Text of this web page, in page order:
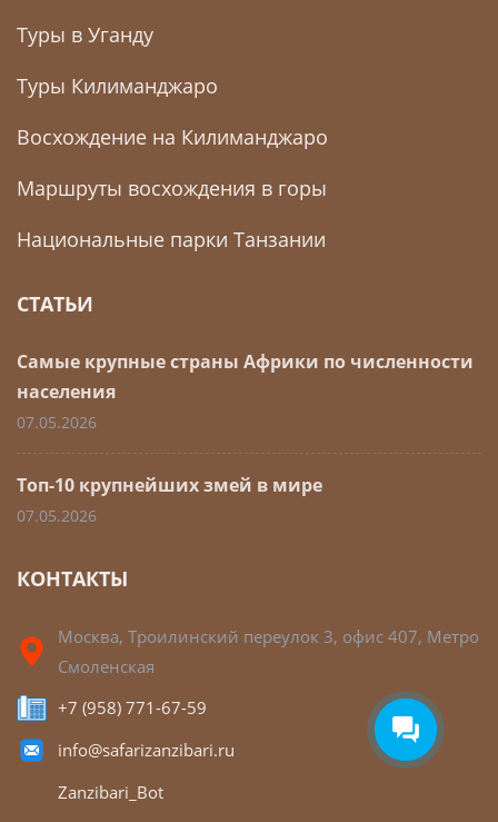
Туры в Уганду
Туры Килиманджаро
Восхождение на Килиманджаро
Маршруты восхождения в горы
Национальные парки Танзании
СТАТЬИ
Самые крупные страны Африки по численности
населения
07.05.2026
Топ-10 крупнейших змей в мире
07.05.2026
КОНТАКТЫ
Москва, Троилинский переулок 3, офис 407, Метро
Смоленская
+7 (958) 771-67-59
info@safarizanzibari.ru
Zanzibari_Bot